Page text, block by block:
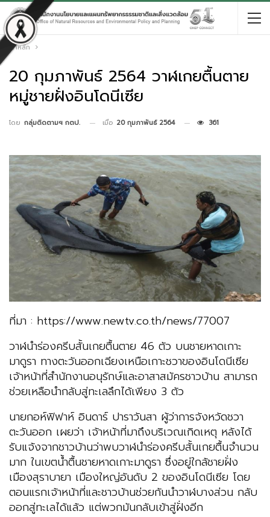
หน้าหลัก
20 กุมภาพันธ์ 2564 วาฬเกยตื้นตาย
หมู่ชายฝั่งอินโดนีเซีย
โดย กลุ่มติดตามฯ กตป. เมื่อ 20 กุมภาพันธ์ 2564 361
ที่มา : https://www.newtv.co.th/news/77007
วาฬนำร่องครีบสั้นเกยตื้นตาย 46 ตัว บนชายหาดเกาะ
มาดูรา ทางตะวันออกเฉียงเหนือเกาะชวาของอินโดนีเซีย
เจ้าหน้าที่สำนักงานอนุรักษ์และอาสาสมัครชาวบ้าน สามารถ
ช่วยเหลือนำกลับสู่ทะเลลึกได้เพียง 3 ตัว
นายกอห์ฟิฟาห์ อินดาร์ ปาราวันสา ผู้ว่าการจังหวัดชวา
ตะวันออก เผยว่า เจ้าหน้าที่มาถึงบริเวณเกิดเหตุ หลังได้
รับแจ้งจากชาวบ้านว่าพบวาฬนำร่องครีบสั้นเกยตื้นจำนวน
มาก ในเขตน้ำตื้นชายหาดเกาะมาดูรา ซึ่งอยู่ใกล้ชายฝั่ง
เมืองสุราบายา เมืองใหญ่อันดับ 2 ของอินโดนีเซีย โดย
ตอนแรกเจ้าหน้าที่และชาวบ้านช่วยกันนำวาฬบางส่วน กลับ
ออกสู่ทะเลได้แล้ว แต่พวกมันกลับเข้าสู่ฝั่งอีก